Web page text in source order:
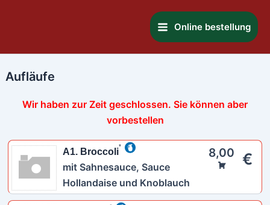
Main
Menu
Online bestellung
Aufläufe
Wir haben zur Zeit geschlossen. Sie können aber
vorbestellen
A1. Broccoli 8,00 €
mit Sahnesauce, Sauce
Hollandaise und Knoblauch